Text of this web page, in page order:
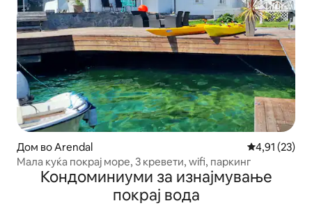
Дом во Arendal Просечна
4,91 (23)
Мала куќа покрај море, 3 кревети, wifi, паркинг
Кондоминиуми за изнајмување
покрај вода